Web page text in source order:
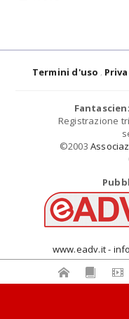
Termini d'uso
Registrazione
©2003
www.eadv.it -